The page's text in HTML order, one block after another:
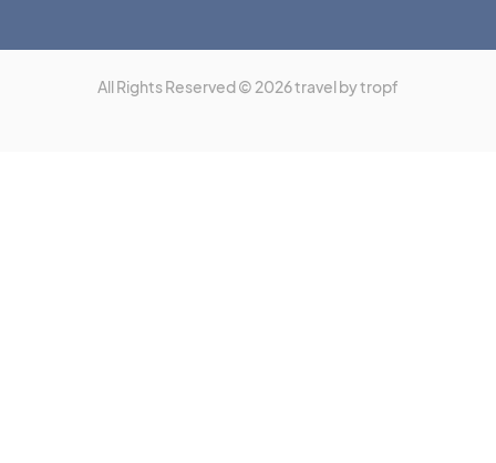
All Rights Reserved © 2026 travel by tropf